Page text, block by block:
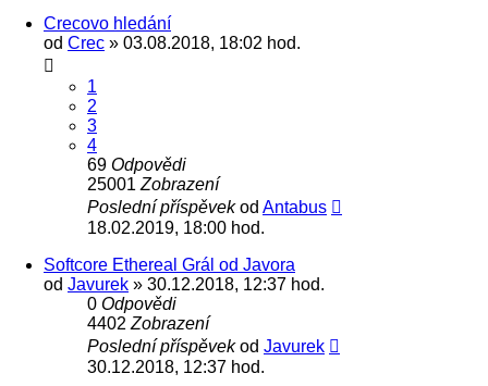
Crecovo hledání
od Crec » 03.08.2018, 18:02 hod.
1
2
3
4
69 Odpovědi
25001 Zobrazení
Poslední příspěvekod Antabus
18.02.2019, 18:00 hod.
Softcore Ethereal Grál od Javora
od Javurek » 30.12.2018, 12:37 hod.
0 Odpovědi
4402 Zobrazení
Poslední příspěvekod Javurek
30.12.2018, 12:37 hod.